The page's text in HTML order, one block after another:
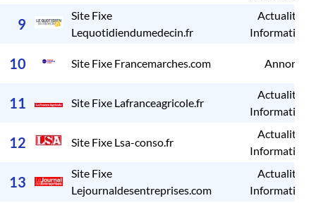
9
Site Fixe
Lequotidiendumedecin.fr
Actualités /
Informations
10 Site Fixe Francemarches.com Annonces
11 Site Fixe Lafranceagricole.fr
Actualités /
Informations
12 Site Fixe Lsa-conso.fr
Actualités /
Informations
13
Site Fixe
Lejournaldesentreprises.com
Actualités /
Informations